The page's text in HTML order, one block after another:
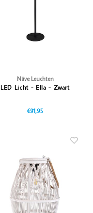
Näve Leuchten
LED Licht - Ella - Zwart
€91,95